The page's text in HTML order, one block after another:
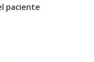
paciente